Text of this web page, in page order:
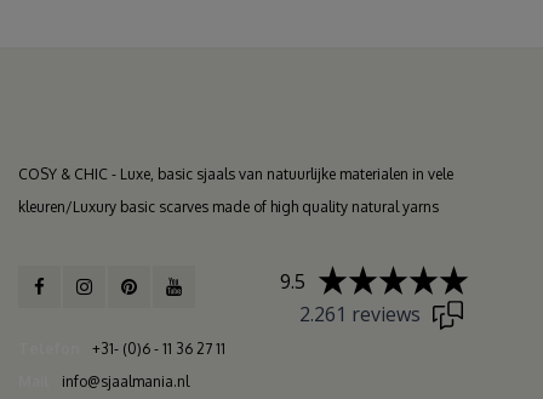
COSY & CHIC - Luxe, basic sjaals van natuurlijke materialen in vele
kleuren/Luxury basic scarves made of high quality natural yarns
+31- (0)6 - 11 36 27 11
info@sjaalmania.nl
9.5
2.261 reviews